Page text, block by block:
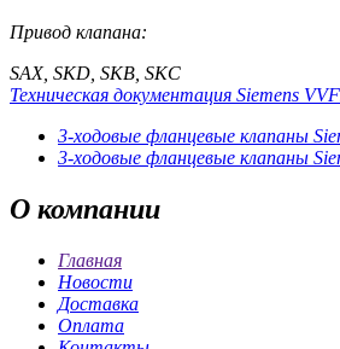
Привод клапана:
SAX, SKD, SKB, SKC
Техническая документация Siemens
3-ходовые фланцевые клапаны
3-ходовые фланцевые клапаны
О компании
Главная
Новости
Доставка
Оплата